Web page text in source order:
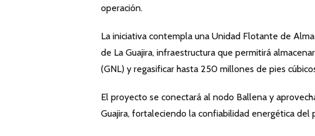
operación.
La iniciativa contempla una Unidad Flotante de
de La Guajira, infraestructura que permitirá
(GNL) y regasificar hasta 250 millones de pies
El proyecto se conectará al nodo Ballena y
Guajira, fortaleciendo la confiabilidad energética del